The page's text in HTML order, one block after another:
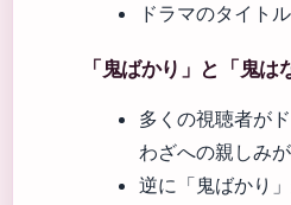
ドラマのタイト
「鬼ばかり」と「鬼
多くの視聴者が
わざへの親しみが
逆に「鬼ばかり